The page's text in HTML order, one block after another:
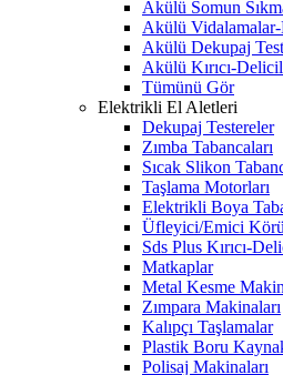
Akülü Somun
Akülü
Akülü Dekupaj
Akülü Kırıcı-
Tümünü Gör
Elektrikli El Aletleri
Dekupaj Testereler
Zımba Tabancaları
Sıcak Slikon
Taşlama Motorları
Elektrikli Boya
Üfleyici/Emici
Sds Plus Kırıcı-
Matkaplar
Metal Kesme
Zımpara Makinaları
Kalıpçı Taşlamalar
Plastik Boru
Polisaj Makinaları